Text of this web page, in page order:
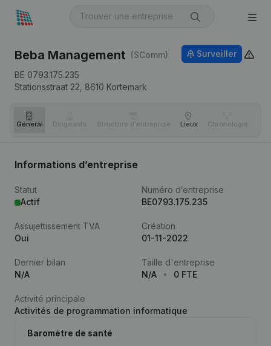
Beba Management (SComm)
BE 0793.175.235
Stationsstraat 22, 8610 Kortemark
Surveiller
Général Dirigeants Structure d'entreprise Lieux Chronologie
Informations d’entreprise
Statut
Actif
Numéro d’entreprise
BE0793.175.235
Assujettissement TVA
Oui
Création
01-11-2022
Dernier bilan
N/A
Taille d'entreprise
N/A
0 FTE
Activité principale
Activités de programmation informatique
Baromètre de santé